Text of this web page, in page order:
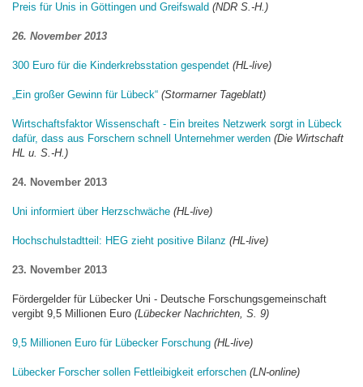
Preis für Unis in Göttingen und Greifswald (NDR S.-H.)
26. November 2013
300 Euro für die Kinderkrebsstation gespendet (HL-live)
„Ein großer Gewinn für Lübeck“ (Stormarner Tageblatt)
Wirtschaftsfaktor Wissenschaft - Ein breites Netzwerk sorgt in Lübeck
dafür, dass aus Forschern schnell Unternehmer werden (Die Wirtschaft
HL u. S.-H.)
24. November 2013
Uni informiert über Herzschwäche (HL-live)
Hochschulstadtteil: HEG zieht positive Bilanz (HL-live)
23. November 2013
Fördergelder für Lübecker Uni - Deutsche Forschungsgemeinschaft
vergibt 9,5 Millionen Euro (Lübecker Nachrichten, S. 9)
9,5 Millionen Euro für Lübecker Forschung (HL-live)
Lübecker Forscher sollen Fettleibigkeit erforschen (LN-online)